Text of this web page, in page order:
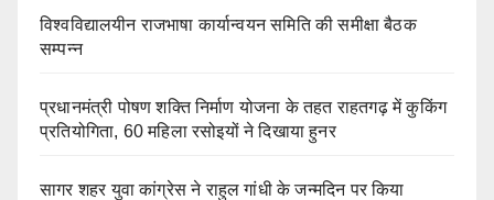
विश्वविद्यालयीन राजभाषा कार्यान्वयन समिति की समीक्षा बैठक
सम्पन्न
प्रधानमंत्री पोषण शक्ति निर्माण योजना के तहत राहतगढ़ में कुकिंग
प्रतियोगिता, 60 महिला रसोइयों ने दिखाया हुनर
सागर शहर युवा कांग्रेस ने राहुल गांधी के जन्मदिन पर किया